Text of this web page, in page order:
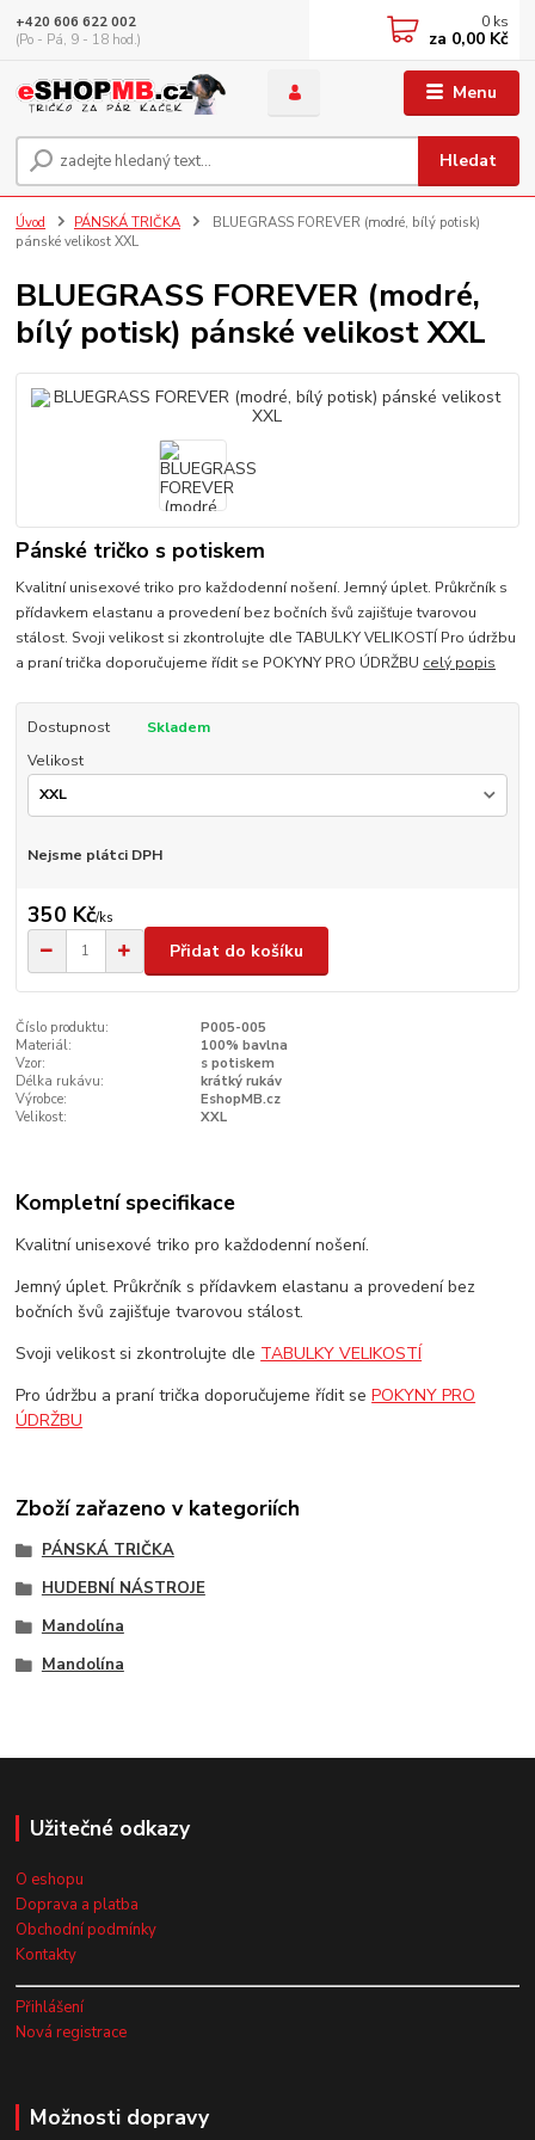
Menu
Hledat
+420 606 622 002
(Po - Pá, 9 - 18 hod.)
0 ks
za 0,00 Kč
Úvod PÁNSKÁ TRIČKA
BLUEGRASS FOREVER (modré, bílý potisk)
pánské velikost XXL
BLUEGRASS FOREVER (modré,
bílý potisk) pánské velikost XXL
Pánské tričko s potiskem
Kvalitní unisexové triko pro každodenní nošení. Jemný úplet. Průkrčník s
přídavkem elastanu a provedení bez bočních švů zajišťuje tvarovou
stálost. Svoji velikost si zkontrolujte dle TABULKY VELIKOSTÍ Pro údržbu
a praní trička doporučujeme řídit se POKYNY PRO ÚDRŽBU celý popis
Dostupnost
Skladem
Velikost
Nejsme plátci DPH
350 Kč/ks
Přidat do košíku
Číslo produktu:
P005-005
Materiál:
100% bavlna
Vzor:
s potiskem
Délka rukávu:
krátký rukáv
Výrobce:
EshopMB.cz
Velikost:
XXL
Kompletní specifikace
Kvalitní unisexové triko pro každodenní nošení.
Jemný úplet. Průkrčník s přídavkem elastanu a provedení bez
bočních švů zajišťuje tvarovou stálost.
Svoji velikost si zkontrolujte dle TABULKY VELIKOSTÍ
Pro údržbu a praní trička doporučujeme řídit sePOKYNY PRO
ÚDRŽBU
Zboží zařazeno v kategoriích
PÁNSKÁ TRIČKA
HUDEBNÍ NÁSTROJE
Mandolína
Mandolína
Užitečné odkazy
O eshopu
Doprava a platba
Obchodní podmínky
Kontakty
Přihlášení
Nová registrace
Možnosti dopravy